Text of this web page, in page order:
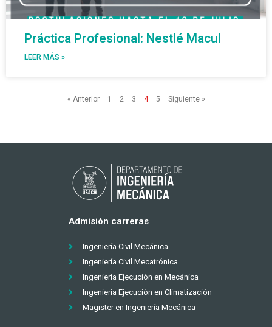
Práctica Profesional: Nestlé Macul
LEER MÁS »
« Anterior 1 2 3 4 5 Siguiente »
Admisión carreras
Ingeniería Civil Mecánica
Ingeniería Civil Mecatrónica
Ingeniería Ejecución en Mecánica
Ingeniería Ejecución en Climatización
Magister en Ingeniería Mecánica